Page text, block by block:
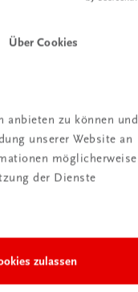
Über Cookies
anbieten zu können und
unserer Website an
möglicherweise
der Dienste
zulassen